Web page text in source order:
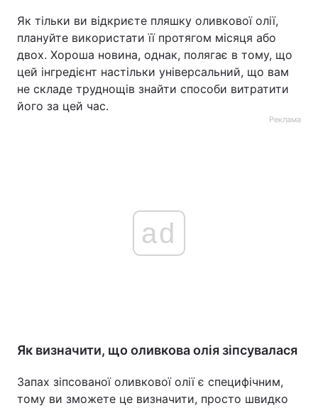
Як тільки ви відкриєте пляшку оливкової олії,
плануйте використати її протягом місяця або
двох. Хороша новина, однак, полягає в тому, що
цей інгредієнт настільки універсальний, що вам
не складе труднощів знайти способи витратити
його за цей час.
Реклама
ad
Як визначити, що оливкова олія зіпсувалася
Запах зіпсованої оливкової олії є специфічним,
тому ви зможете це визначити, просто швидко